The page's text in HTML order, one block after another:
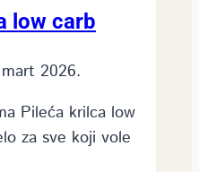
low carb
2026.
Pileća krilca low
za sve koji vole